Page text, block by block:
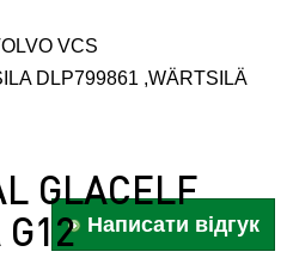
VCS
DLP799861 ,WÄRTSILÄ
GLAСELF
G12 Написати відгук